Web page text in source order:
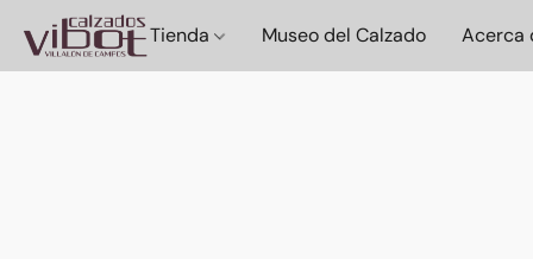
Tienda Museo del Calzado Acerca